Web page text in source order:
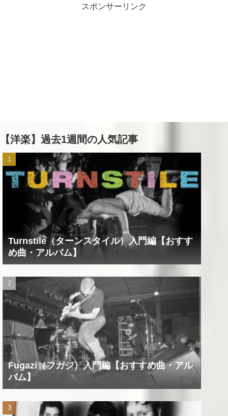
スポンサーリンク
【洋楽】過去1週間の人気記事
Turnstile（ターンスタイル）入門編【おすす
め曲・アルバム】
Fugazi（フガジ）入門編【おすすめ曲・アル
バム】